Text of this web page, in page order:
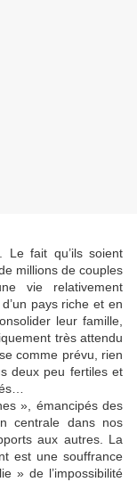
Le fait qu’ils soient
millions de couples
vie relativement
pays riche et en
leur famille,
très attendu
comme prévu, rien
deux peu fertiles et
», émancipés des
centrale dans nos
aux autres. La
est une souffrance
» de l’impossibilité